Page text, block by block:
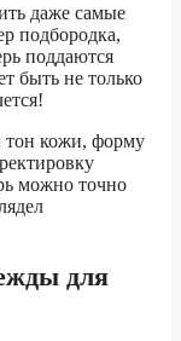
даже самые
подбородка,
поддаются
быть не только
тон кожи, форму
можно точно
для